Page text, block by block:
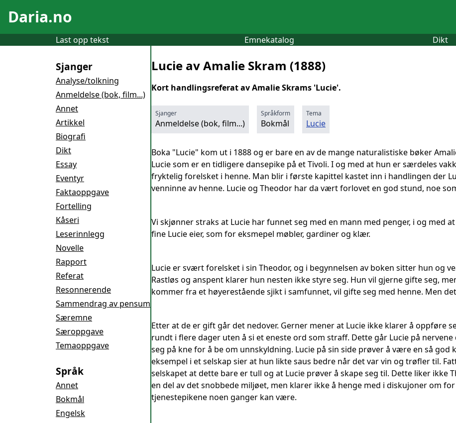
Daria.no
Last opp tekst Emnekatalog Dikt
Sjanger
Analyse/tolkning
Anmeldelse (bok, film...)
Annet
Artikkel
Biografi
Dikt
Essay
Eventyr
Faktaoppgave
Fortelling
Kåseri
Leserinnlegg
Novelle
Rapport
Referat
Resonnerende
Sammendrag av pensum
Særemne
Særoppgave
Temaoppgave
Språk
Annet
Bokmål
Engelsk
Lucie av Amalie Skram (1888)
Kort handlingsreferat av Amalie Skrams 'Lucie'.
Sjanger
Anmeldelse (bok, film...)
Språkform
Bokmål
Tema
Lucie
Boka "Lucie" kom ut i 1888 og er bare en av de mange naturalistiske bøker
Lucie som er en tidligere dansepike på et Tivoli. I og med at hun er særdeles
fryktelig forelsket i henne. Man blir i første kapittel kastet inn i handlingen der
venninne av henne. Lucie og Theodor har da vært forlovet en god stund, noe
Vi skjønner straks at Lucie har funnet seg med en mann med penger, i og med
fine Lucie eier, som for eksmepel møbler, gardiner og klær.
Lucie er svært forelsket i sin Theodor, og i begynnelsen av boken sitter hun og
Rastløs og anspent klarer hun nesten ikke styre seg. Hun vil gjerne gifte seg,
kommer fra et høyerestående sjikt i samfunnet, vil gifte seg med henne. Men
Etter at de er gift går det nedover. Gerner mener at Lucie ikke klarer å oppføre
rundt i flere dager uten å si et eneste ord som straff. Dette går Lucie på
seg på kne for å be om unnskyldning. Lucie på sin side prøver å være en så
eksempel i et selskap sier at hun likte saus bedre når det var vin og trøfler til.
selskapet at dette bare er tull og at Lucie prøver å skape seg til. Dette liker ikke
en del av det snobbede miljøet, men klarer ikke å henge med i diskujoner om
tjenestepikene noen ganger kan være.